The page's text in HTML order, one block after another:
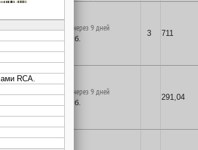
поставка на заказ через 9 дней
690руб.
3 711
поставка на заказ через 9 дней
руб.
291,04